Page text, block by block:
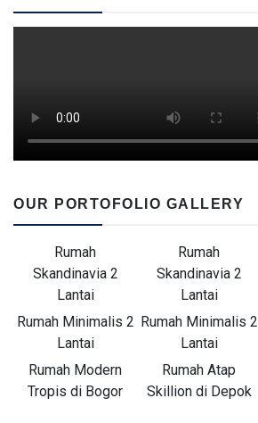
OUR PORTOFOLIO GALLERY
Rumah
Skandinavia 2
Lantai
Rumah
Skandinavia 2
Lantai
Rumah Minimalis 2
Lantai
Rumah Minimalis 2
Lantai
Rumah Modern
Tropis di Bogor
Rumah Atap
Skillion di Depok